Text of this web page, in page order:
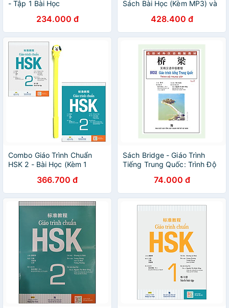
- Tập 1 Bài Học
234.000 đ
Sách Bài Học (Kèm MP3) và
Tập (Kèm MP3) ( Tặng Kèm
Sổ Tay)
428.400 đ
Combo Giáo Trình Chuẩn
HSK 2 - Bài Học (Kèm 1
Sách Bài Tập (Kèm MP3) (
Tặng Kèm Viết )
366.700 đ
Sách Bridge - Giáo Trình
Tiếng Trung Quốc: Trình Độ
Kèm Đĩa CD)74.000 đ